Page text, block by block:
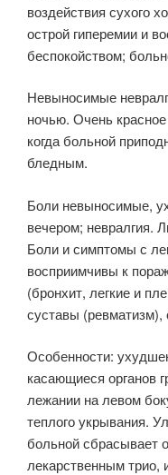
воздействия сухого
острой гиперемии и
беспокойством;
Невыносимые
ночью. Очень
когда больной
бледным.
Боли невыносимые,
вечером; невралгия.
Боли и симптомы с
восприимчивы к
(бронхит, легкие и
суставы
Особенности:
касающиеся органов
лежании на левом
теплого укрывания.
больной сбрасывает
лекарственным